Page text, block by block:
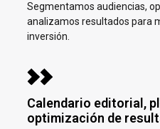
Segmentamos audiencias,
analizamos resultados para
inversión.
Calendario editorial,
optimización de